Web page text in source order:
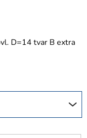
D=14 tvar B extra